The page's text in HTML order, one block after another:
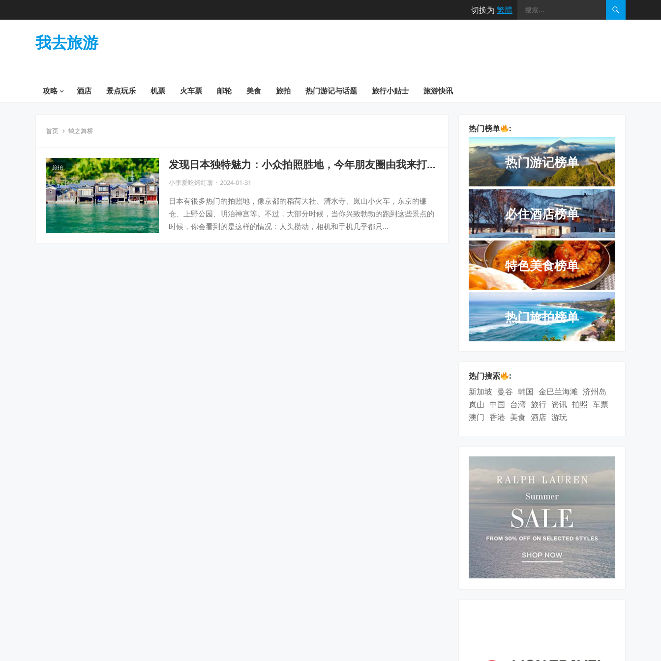
切换为 繁體
我去旅游
攻略 酒店 景点玩乐 机票 火车票 邮轮 美食 旅拍 热门游记与话题 旅行小贴士 旅游快讯
首页 鹤之舞桥
旅拍
发现日本独特魅力：小众拍照胜地，今年朋友圈由我来打
造！
小李爱吃烤红薯 · 2024-01-31
日本有很多热门的拍照地，像京都的稻荷大社、清水寺、岚山小火车，东京的镰
仓、上野公园、明治神宫等。不过，大部分时候，当你兴致勃勃的跑到这些景点的
时候，你会看到的是这样的情况：人头攒动，相机和手机几乎都只…
热门榜单 :
热门游记榜单
必住酒店榜单
特色美食榜单
热门旅拍榜单
热门搜索
:
新加坡 曼谷 韩国 金巴兰海滩 济州岛
岚山 中国 台湾 旅行 资讯 拍照 车票
澳门 香港 美食 酒店 游玩